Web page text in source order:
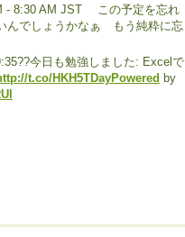
- 8:30 AM JST この予定を忘れ
んでしょうかなぁ もう純粋に忘
今日も勉強しました: Excelで
t.co/HKH5TDayPowered by